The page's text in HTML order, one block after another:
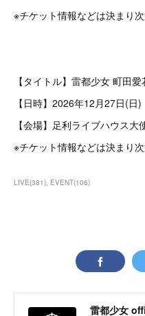
※チケット情報などは決まり次
【タイトル】雷都少女 町田
【日時】2026年12月27日(
【会場】足利ライブハウス大
※チケット情報などは決まり次
LIVE(381) EVENT(106)
雷都少女